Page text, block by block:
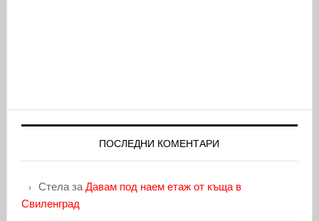
ПОСЛЕДНИ КОМЕНТАРИ
Стелаза Давам под наем етаж от къща в
Свиленград